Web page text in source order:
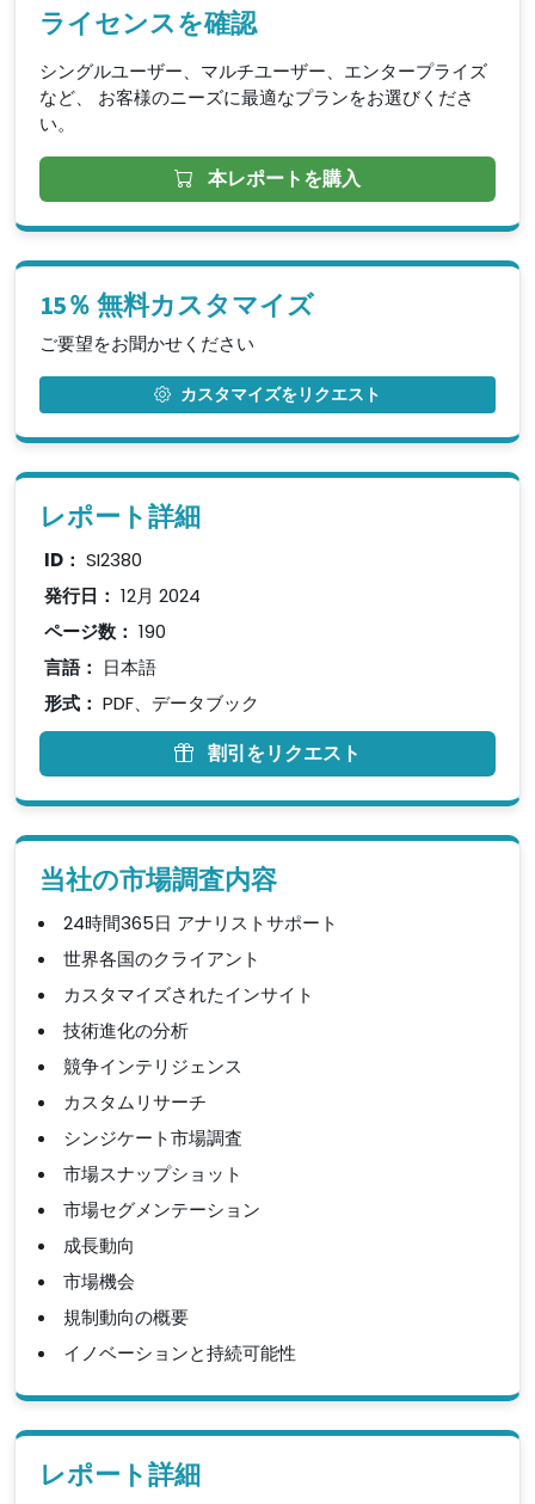
ライセンスを確認
シングルユーザー、マルチユーザー、エンタープライズ
など、 お客様のニーズに最適なプランをお選びくださ
い。
本レポートを購入
15％ 無料カスタマイズ
ご要望をお聞かせください
カスタマイズをリクエスト
レポート詳細
ID： SI2380
発行日： 12月 2024
ページ数： 190
言語： 日本語
形式： PDF、データブック
割引をリクエスト
当社の市場調査内容
24時間365日 アナリストサポート
世界各国のクライアント
カスタマイズされたインサイト
技術進化の分析
競争インテリジェンス
カスタムリサーチ
シンジケート市場調査
市場スナップショット
市場セグメンテーション
成長動向
市場機会
規制動向の概要
イノベーションと持続可能性
レポート詳細